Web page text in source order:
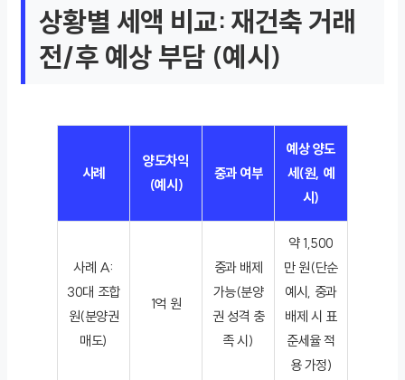
상황별 세액 비교: 재건축 거래
전/후 예상 부담 (예시)
사례
양도차익
(예시)
중과 여부
예상 양도
세(원, 예
시)
사례 A:
30대 조합
원(분양권
매도)
1억 원
중과 배제
가능(분양
권 성격 충
족 시)
약 1,500
만 원(단순
예시, 중과
배제 시 표
준세율 적
용 가정)